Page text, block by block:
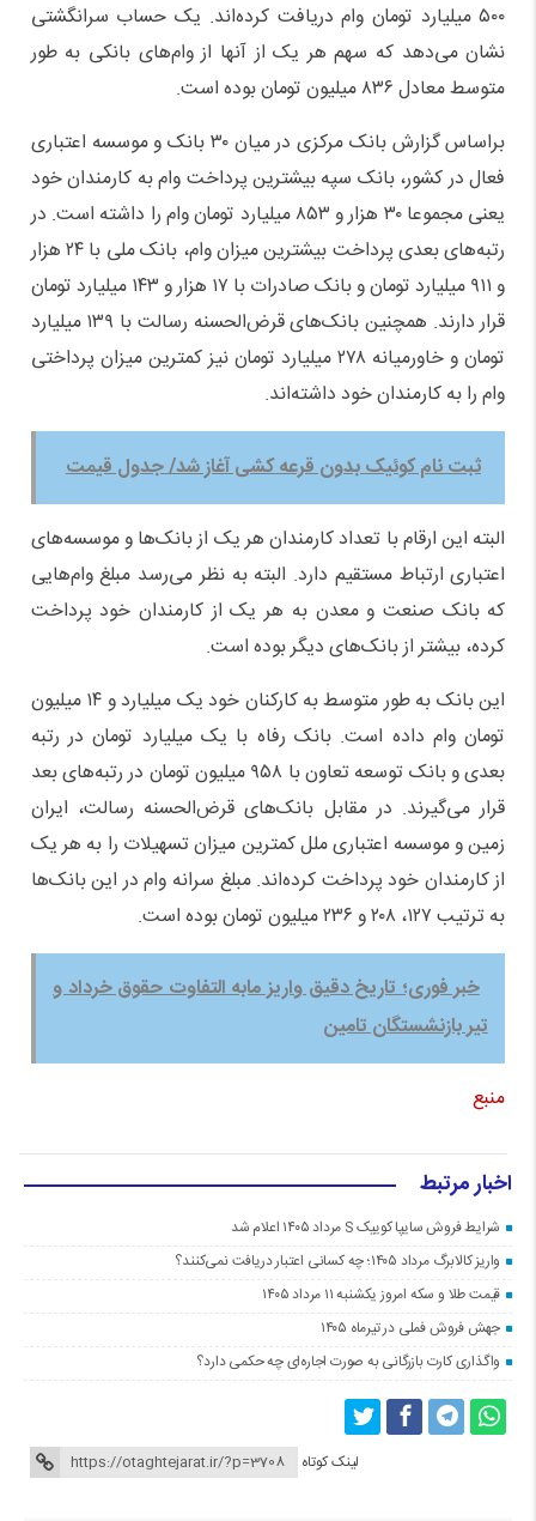
۵۰۰ میلیارد تومان وام دریافت کرده‌اند. یک حساب سرانگشتی
نشان می‌دهد که سهم هر یک از آنها از وام‌های بانکی به طور
متوسط معادل ۸۳۶ میلیون تومان بوده است.
براساس گزارش بانک مرکزی در میان ۳۰ بانک و موسسه اعتباری
فعال در کشور، بانک سپه بیشترین پرداخت وام به کارمندان خود
یعنی مجموعا ۳۰ هزار و ۸۵۳ میلیارد تومان وام را داشته است. در
رتبه‌های بعدی پرداخت بیشترین میزان وام، بانک ملی با ۲۴ هزار
و ۹۱۱ میلیارد تومان و بانک صادرات با ۱۷ هزار و ۱۴۳ میلیارد تومان
قرار دارند. همچنین بانک‌های قرض‌الحسنه رسالت با ۱۳۹ میلیارد
تومان و خاورمیانه ۲۷۸ میلیارد تومان نیز کمترین میزان پرداختی
وام را به کارمندان خود داشته‌اند.
ثبت نام کوئیک بدون قرعه کشی آغاز شد/ جدول قیمت
البته این ارقام با تعداد کارمندان هر یک از بانک‌ها و موسسه‌های
اعتباری ارتباط مستقیم دارد. البته به نظر می‌رسد مبلغ وام‌هایی
که بانک صنعت و معدن به هر یک از کارمندان خود پرداخت
کرده، بیشتر از بانک‌های دیگر بوده است.
این بانک به طور متوسط به کارکنان خود یک میلیارد و ۱۴ میلیون
تومان وام داده است. بانک رفاه با یک میلیارد تومان در رتبه
بعدی و بانک توسعه تعاون با ۹۵۸ میلیون تومان در رتبه‌های بعد
قرار می‌گیرند. در مقابل بانک‌های قرض‌الحسنه رسالت، ایران
زمین و موسسه اعتباری ملل کمترین میزان تسهیلات را به هر یک
از کارمندان خود پرداخت کرده‌اند. مبلغ سرانه وام در این بانک‌ها
به ترتیب ۱۲۷، ۲۰۸ و ۲۳۶ میلیون تومان بوده است.
خبر فوری؛ تاریخ دقیق واریز مابه التفاوت حقوق خرداد و
تیر بازنشستگان تامین
منبع
اخبار مرتبط
شرایط فروش سایپا کوییک S مرداد ۱۴۰۵ اعلام شد
واریز کالابرگ مرداد ۱۴۰۵؛ چه کسانی اعتبار دریافت نمی‌کنند؟
قیمت طلا و سکه امروز یکشنبه ۱۱ مرداد ۱۴۰۵
جهش فروش فملی در تیرماه ۱۴۰۵
واگذاری کارت بازرگانی به صورت اجاره‌ای چه حکمی دارد؟
لینک کوتاه